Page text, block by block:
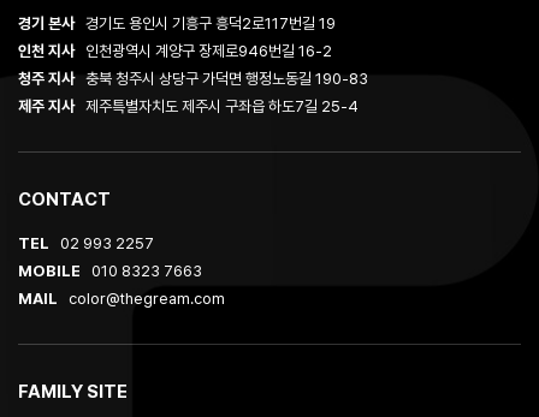
경기 본사 경기도 용인시 기흥구 흥덕2로117번길 19
인천 지사
인천광역시 계양구 장제로946번길 16-2
청주 지사 충북 청주시 상당구 가덕면 행정노동길 190-83
제주 지사 제주특별자치도 제주시 구좌읍 하도7길 25-4
CONTACT
TEL
02 993 2257
MOBILE
010 8323 7663
MAIL
color@thegream.com
FAMILY SITE